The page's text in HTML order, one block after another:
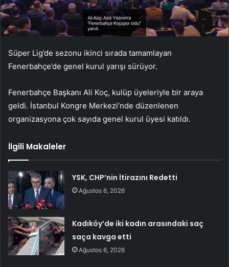
Süper Lig’de sezonu ikinci sırada tamamlayan
Fenerbahçe’de genel kurul yarışı sürüyor.
Fenerbahçe Başkanı Ali Koç, kulüp üyeleriyle bir araya
geldi. İstanbul Kongre Merkezi’nde düzenlenen
organizasyona çok sayıda genel kurul üyesi katıldı.
İlgili Makaleler
YSK, CHP’nin İtirazını Redetti
Ağustos 6, 2026
Kadıköy’de iki kadın arasındaki saç
saça kavga etti
Ağustos 6, 2026